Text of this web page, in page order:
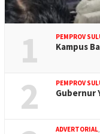
1 PEMPROV
Kampus
2 PEMPROV
Gubernur
ADVERTORIAL,